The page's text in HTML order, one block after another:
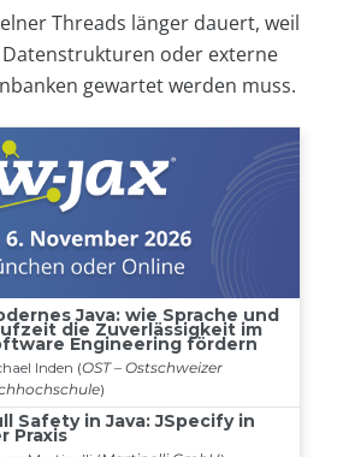
Threads länger dauert, weil
oder externe
gewartet werden muss.